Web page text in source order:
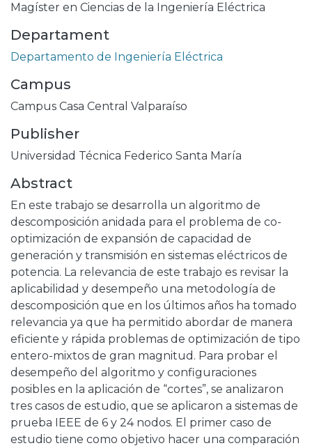
Magíster en Ciencias de la Ingeniería Eléctrica
Departament
Departamento de Ingeniería Eléctrica
Campus
Campus Casa Central Valparaíso
Publisher
Universidad Técnica Federico Santa María
Abstract
En este trabajo se desarrolla un algoritmo de
descomposición anidada para el problema de co-
optimización de expansión de capacidad de
generación y transmisión en sistemas eléctricos de
potencia. La relevancia de este trabajo es revisar la
aplicabilidad y desempeño una metodología de
descomposición que en los últimos años ha tomado
relevancia ya que ha permitido abordar de manera
eficiente y rápida problemas de optimización de tipo
entero-mixtos de gran magnitud. Para probar el
desempeño del algoritmo y configuraciones
posibles en la aplicación de “cortes”, se analizaron
tres casos de estudio, que se aplicaron a sistemas de
prueba IEEE de 6 y 24 nodos. El primer caso de
estudio tiene como objetivo hacer una comparación